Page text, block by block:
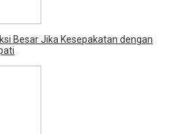
Besar Jika Kesepakatan dengan